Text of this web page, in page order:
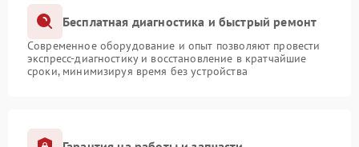
Бесплатная диагностика и быстрый ремонт
Современное оборудование и опыт позволяют провести
экспресс-диагностику и восстановление в кратчайшие
сроки, минимизируя время без устройства